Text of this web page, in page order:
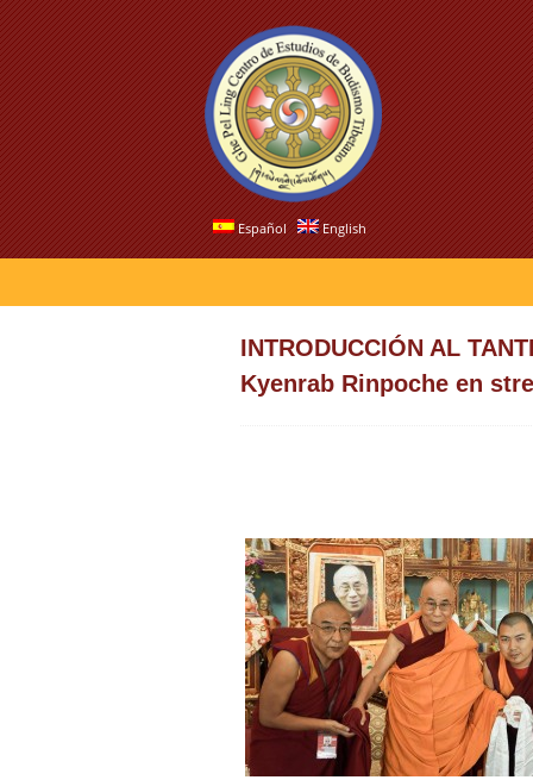
Español English
INTRODUCCIÓN AL
Kyenrab Rinpoche en